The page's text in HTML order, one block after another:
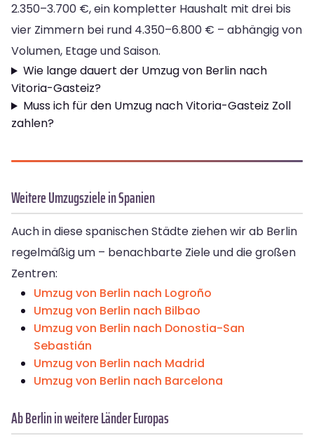
2.350–3.700 €, ein kompletter Haushalt mit drei bis
vier Zimmern bei rund 4.350–6.800 € – abhängig von
Volumen, Etage und Saison.
Wie lange dauert der Umzug von Berlin nach
Vitoria-Gasteiz?
Muss ich für den Umzug nach Vitoria-Gasteiz Zoll
zahlen?
Weitere Umzugsziele in Spanien
Auch in diese spanischen Städte ziehen wir ab Berlin
regelmäßig um – benachbarte Ziele und die großen
Zentren:
Umzug von Berlin nach Logroño
Umzug von Berlin nach Bilbao
Umzug von Berlin nach Donostia-San
Sebastián
Umzug von Berlin nach Madrid
Umzug von Berlin nach Barcelona
Ab Berlin in weitere Länder Europas